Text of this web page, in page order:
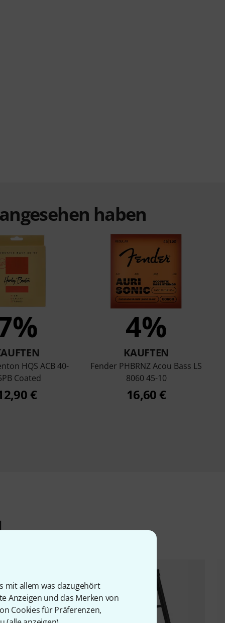
mit allem was dazugehört
Anzeigen und das Merken von
Cookies für Präferenzen,
haben
HQS ACB 40-
Coated
€
4%
KAUFTEN
Fender PHBRNZ Acou Bass LS
8060 45-10
16,60 €